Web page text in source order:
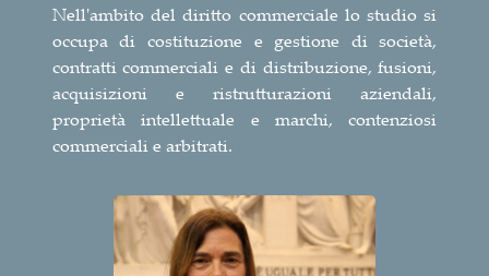
Nell'ambito del diritto commerciale lo studio si
occupa di costituzione e gestione di società,
contratti commerciali e di distribuzione, fusioni,
acquisizioni e ristrutturazioni aziendali,
proprietà intellettuale e marchi, contenziosi
commerciali e arbitrati.